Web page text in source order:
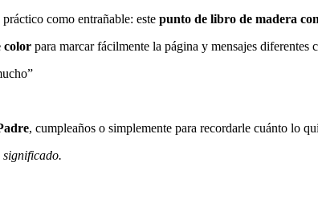
como entrañable: este punto de libro de madera
color para marcar fácilmente la página y mensajes diferentes
, cumpleaños o simplemente para recordarle cuánto lo
significado.